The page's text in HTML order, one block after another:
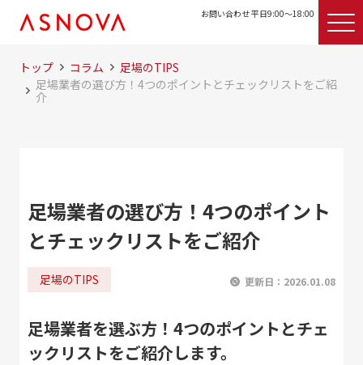
お問い合わせ 平日9:00〜18:00
トップ コラム
足場のTIPS
足場業者の選び方！4つのポイントとチェックリストをご紹
介
足場業者の選び方！4つのポイント
とチェックリストをご紹介
足場のTIPS 更新日： 2026.01.08
足場業者を選ぶ方！4つのポイントとチェ
ックリストをご紹介します。